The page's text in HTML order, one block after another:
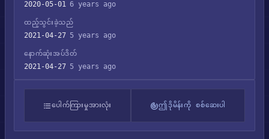
2020-05-01 6 years ago
ထည့်သွင်းခဲ့သည်
2021-04-27 5 years ago
နောက်ဆုံးအပ်ဒိတ်
2021-04-27 5 years ago
ပေါက်ကြားမှုအားလုံး ဤဒိုမိန်းကို စစ်ဆေးပါ